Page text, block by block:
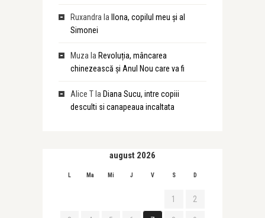
Ruxandra la
Ilona, copilul meu și al
Simonei
Muza la Revoluția, mâncarea
chinezească și Anul Nou care va fi
Alice Tla Diana Sucu, intre copiii
desculti si canapeaua incaltata
august 2026
L Ma Mi J V S D
1 2